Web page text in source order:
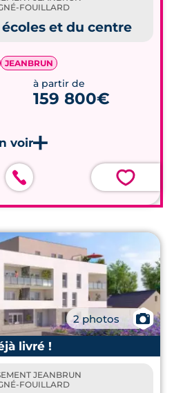
FOUILLARD
et du centre
JEANBRUN
à partir de
159 800€
💗
2 photos
📷
livré !
JEANBRUN
FOUILLARD